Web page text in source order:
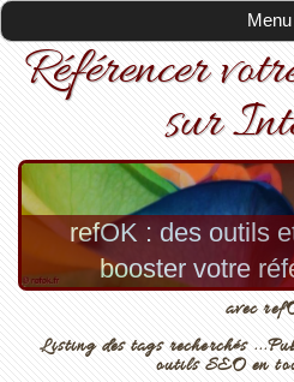
Menu
Référencer
sur
refOK : des outils
booster votre
avec
Listing des tags recherchés
outils SEO en